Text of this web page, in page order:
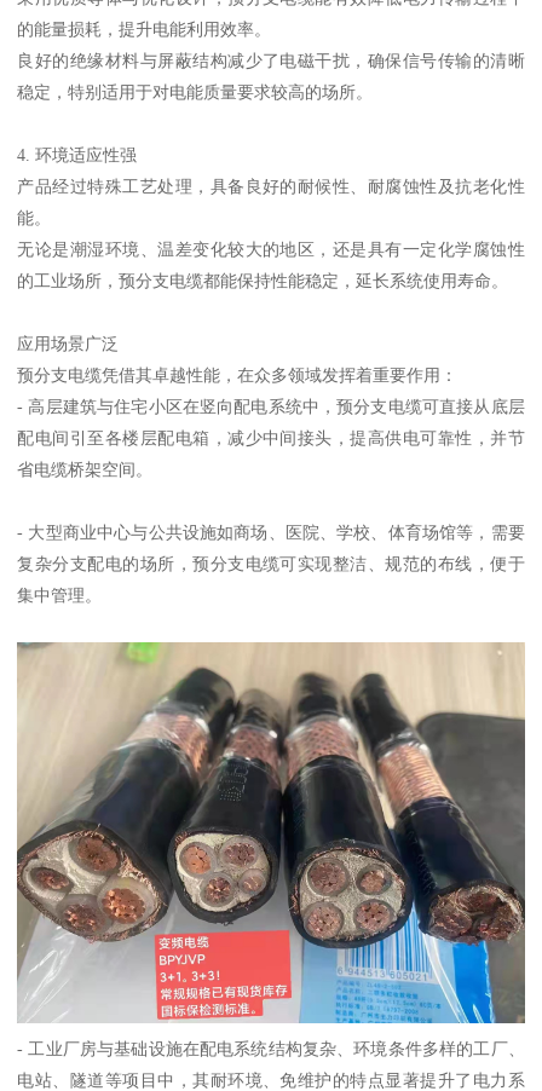
的能量损耗，提升电能利用效率。
良好的绝缘材料与屏蔽结构减少了电磁干扰，确保信号传输的清晰
稳定，特别适用于对电能质量要求较高的场所。
4. 环境适应性强
产品经过特殊工艺处理，具备良好的耐候性、耐腐蚀性及抗老化性
能。
无论是潮湿环境、温差变化较大的地区，还是具有一定化学腐蚀性
的工业场所，预分支电缆都能保持性能稳定，延长系统使用寿命。
应用场景广泛
预分支电缆凭借其卓越性能，在众多领域发挥着重要作用：
- 高层建筑与住宅小区在竖向配电系统中，预分支电缆可直接从底层
配电间引至各楼层配电箱，减少中间接头，提高供电可靠性，并节
省电缆桥架空间。
- 大型商业中心与公共设施如商场、医院、学校、体育场馆等，需要
复杂分支配电的场所，预分支电缆可实现整洁、规范的布线，便于
集中管理。
- 工业厂房与基础设施在配电系统结构复杂、环境条件多样的工厂、
电站、隧道等项目中，其耐环境、免维护的特点显著提升了电力系